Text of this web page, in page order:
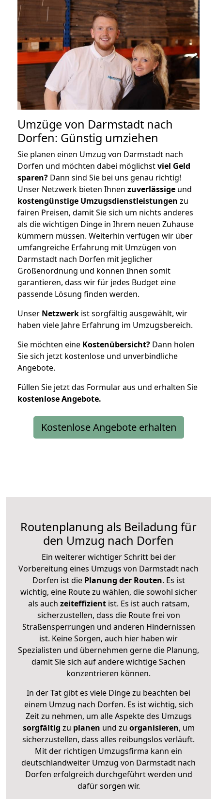
Umzüge von Darmstadt nach
Dorfen: Günstig umziehen
Sie planen einen Umzug von Darmstadt nach
Dorfen und möchten dabei möglichstviel Geld
sparen? Dann sind Sie bei uns genau richtig!
Unser Netzwerk bieten Ihnen zuverlässige und
kostengünstige Umzugsdienstleistungen zu
fairen Preisen, damit Sie sich um nichts anderes
als die wichtigen Dinge in Ihrem neuen Zuhause
kümmern müssen. Weiterhin verfügen wir über
umfangreiche Erfahrung mit Umzügen von
Darmstadt nach Dorfen mit jeglicher
Größenordnung und können Ihnen somit
garantieren, dass wir für jedes Budget eine
passende Lösung finden werden.
Unser Netzwerk ist sorgfältig ausgewählt, wir
haben viele Jahre Erfahrung im Umzugsbereich.
Sie möchten eine Kostenübersicht? Dann holen
Sie sich jetzt kostenlose und unverbindliche
Angebote.
Füllen Sie jetzt das Formular aus und erhalten Sie
kostenloseAngebote.
Kostenlose Angebote erhalten
Routenplanung als Beiladung für
den Umzug nach Dorfen
Ein weiterer wichtiger Schritt bei der
Vorbereitung eines Umzugs von Darmstadt nach
Dorfen ist diePlanung der Routen. Es ist
wichtig, eine Route zu wählen, die sowohl sicher
als auch zeiteffizientist. Es ist auch ratsam,
sicherzustellen, dass die Route frei von
Straßensperrungen und anderen Hindernissen
ist. Keine Sorgen, auch hier haben wir
Spezialisten und übernehmen gerne die Planung,
damit Sie sich auf andere wichtige Sachen
konzentrieren können.
In der Tat gibt es viele Dinge zu beachten bei
einem Umzug nach Dorfen. Es ist wichtig, sich
Zeit zu nehmen, um alle Aspekte des Umzugs
sorgfältig zu planen und zu organisieren, um
sicherzustellen, dass alles reibungslos verläuft.
Mit der richtigen Umzugsfirma kann ein
deutschlandweiter Umzug von Darmstadt nach
Dorfen erfolgreich durchgeführt werden und
dafür sorgen wir.